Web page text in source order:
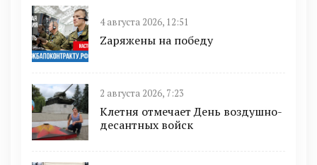
4 августа 2026, 12:51
Zаряжены на победу
2 августа 2026, 7:23
Клетня отмечает День воздушно-
десантных войск